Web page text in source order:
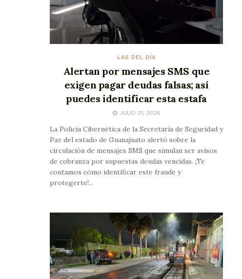
LAS DEL DÍA
Alertan por mensajes SMS que
exigen pagar deudas falsas; así
puedes identificar esta estafa
JULIO 31, 2026
La Policía Cibernética de la Secretaría de Seguridad y
Paz del estado de Guanajuato alertó sobre la
circulación de mensajes SMS que simulan ser avisos
de cobranza por supuestas deudas vencidas. ¡Te
contamos cómo identificar este fraude y
protegerte!...